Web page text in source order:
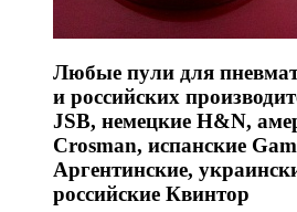
Любые пули для
и российских
JSB, немецкие H&N,
Crosman, испанские
Аргентинские,
российские Квинтор